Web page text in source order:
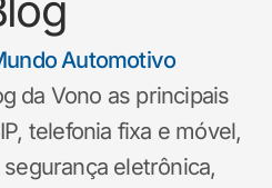
Automotivo
da Vono as principais
telefonia fixa e móvel,
segurança eletrônica,